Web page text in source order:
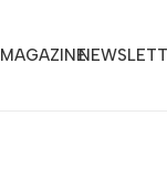
MAGAZINE